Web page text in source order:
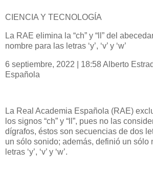
CIENCIA Y TECNOLOGÍA
La RAE elimina la “ch” y “ll” del
nombre para las letras ‘y’, ‘v’ y ‘w’
6 septiembre, 2022 | 18:58 Alberto
Española
La Real Academia Española (RAE)
los signos “ch” y “ll”, pues no las
dígrafos, éstos son secuencias de dos
un sólo sonido; además, definió un sólo
letras ‘y’, ‘v’ y ‘w’.